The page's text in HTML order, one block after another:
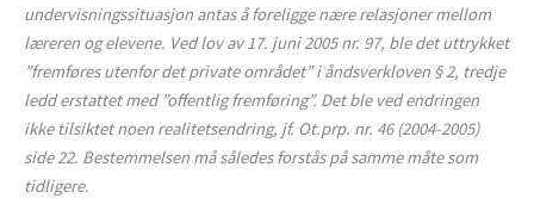
undervisningssituasjon antas å foreligge nære relasjoner mellom
læreren og elevene. Ved lov av 17. juni 2005 nr. 97, ble det uttrykket
”fremføres utenfor det private området” i åndsverkloven § 2, tredje
ledd erstattet med ”offentlig fremføring”. Det ble ved endringen
ikke tilsiktet noen realitetsendring, jf. Ot.prp. nr. 46 (2004-2005)
side 22. Bestemmelsen må således forstås på samme måte som
tidligere.